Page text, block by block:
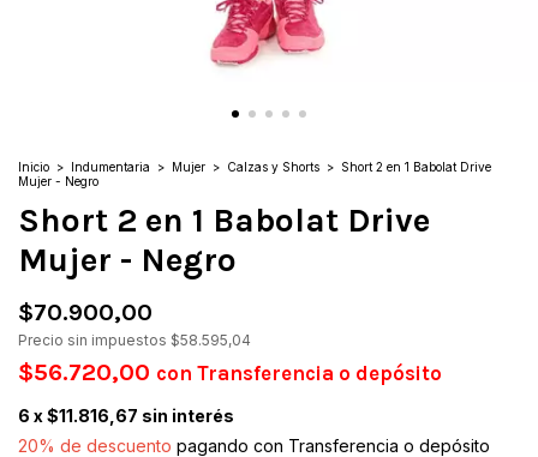
Inicio > Indumentaria > Mujer > Calzas y Shorts > Short 2 en 1 Babolat Drive
Mujer - Negro
Short 2 en 1 Babolat Drive
Mujer - Negro
$70.900,00
Precio sin impuestos $58.595,04
$56.720,00 con Transferencia o depósito
6 x$11.816,67 sin interés
20% de descuento pagando con Transferencia o depósito